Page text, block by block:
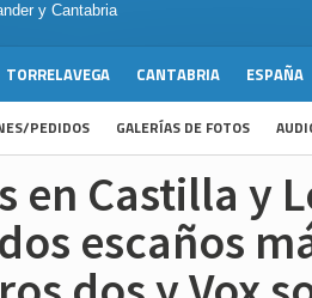
y Cantabria
TORRELAVEGA CANTABRIA ESPAÑA
PEDIDOS GALERÍAS DE FOTOS
en Castilla y
escaños